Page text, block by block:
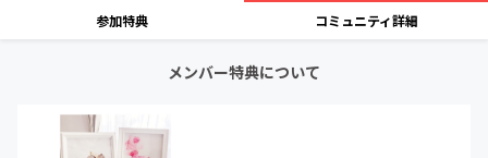
参加特典 コミュニティ詳細
メンバー特典について